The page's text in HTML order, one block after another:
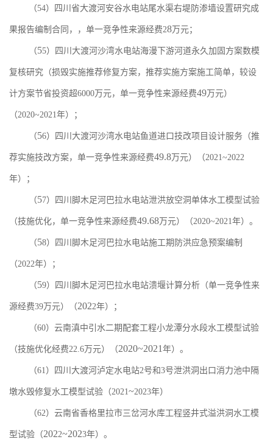
（54）四川省大渡河安谷水电站尾水渠右堤防渗墙设置研究成
果报告编制合同， ，单一竞争性来源经费28万元；
（55）四川大渡河沙湾水电站海漫下游河道永久加固方案数模
复核研究（损毁实施推荐修复方案， 推荐实施方案施工简单，较设
计方案节省投资超6000万元， 单一竞争性来源经费49万元）
（2020~2021年）；
（56）四川大渡河沙湾水电站鱼道进口技改项目设计服务（推
荐实施技改方案，单一竞争性来源经费49.8万元）（2021~2022
年）；
（57）四川脚木足河巴拉水电站泄洪放空洞单体水工模型试验
（技施优化，单一竞争性来源经费49.68万元）（2020~2021年）。
（58）四川脚木足河巴拉水电站施工期防洪应急预案编制
（2022年） ；
（59）四川脚木足河巴拉水电站溃堰计算分析 （单一竞争性来
源经费39万元）（2022年） ；
（60）云南滇中引水 二期配套工程小龙潭分水段水工模型试验
（技施优化经费22.6万元） （2020~2021 年）。
（61 ） 四川大渡河泸定水电站2号和3号泄洪洞出口消力池中隔
墩水毁修复水工模型试验（2021~2023年）
（62） 云南省香格里拉市三岔河水库工程竖井式溢洪洞水工模
型试验（2022~2023年）。